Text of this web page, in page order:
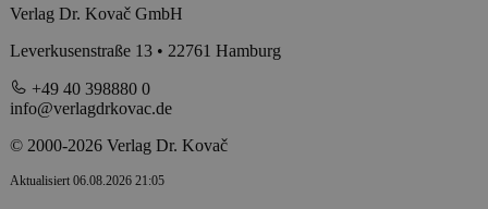
Verlag Dr. Kovač GmbH
Leverkusenstraße 13 • 22761 Hamburg
+49 40 398880 0
info@verlagdrkovac.de
© 2000-2026 Verlag Dr. Kovač
Aktualisiert 06.08.2026 21:05